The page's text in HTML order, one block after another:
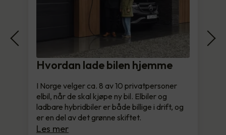
Hvordan lade bilen hjemme
I Norge velger ca. 8 av 10 privatpersoner
elbil, når de skal kjøpe ny bil. Elbiler og
ladbare hybridbiler er både billige i drift, og
er en del av det grønne skiftet.
Les mer